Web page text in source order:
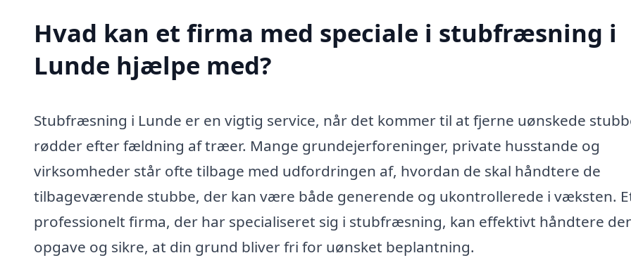
Hvad kan et firma med speciale i stubfræsning i
Lunde hjælpe med?
Stubfræsning i Lunde er en vigtig service, når det kommer til at fjerne uønskede
rødder efter fældning af træer. Mange grundejerforeninger, private husstande og
virksomheder står ofte tilbage med udfordringen af, hvordan de skal håndtere de
tilbageværende stubbe, der kan være både generende og ukontrollerede i væksten.
professionelt firma, der har specialiseret sig i stubfræsning, kan effektivt håndtere
opgave og sikre, at din grund bliver fri for uønsket beplantning.